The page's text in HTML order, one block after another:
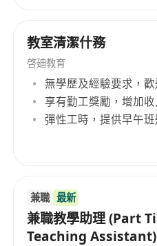
教室清潔什務
啓廸教育
無學歷及經驗要求，
享有勤工獎勵，增加收
彈性工時，提供早午
兼職 最新
兼職教學助理 (Part
Teaching Assistant)